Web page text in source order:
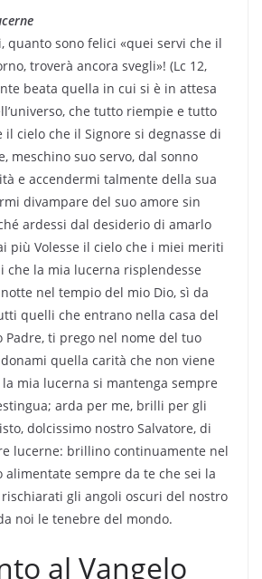
quanto sono felici «quei servi che il
troverà ancora svegli»! (Lc 12,
beata quella in cui si è in attesa
che tutto riempie e tutto
il cielo che il Signore si degnasse di
meschino suo servo, dal sonno
e accendermi talmente della sua
divampare del suo amore sin
ardessi dal desiderio di amarlo
più Volesse il cielo che i miei meriti
che la mia lucerna risplendesse
nel tempio del mio Dio, sì da
quelli che entrano nella casa del
Padre, ti prego nel nome del tuo
donami quella carità che non viene
mia lucerna si mantenga sempre
arda per me, brilli per gli
dolcissimo nostro Salvatore, di
lucerne: brillino continuamente nel
alimentate sempre da te che sei la
gli angoli oscuri del nostro
noi le tenebre del mondo.
al Vangelo